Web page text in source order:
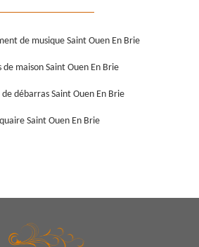
de musique Saint Ouen En Brie
de maison Saint Ouen En Brie
débarras Saint Ouen En Brie
Saint Ouen En Brie